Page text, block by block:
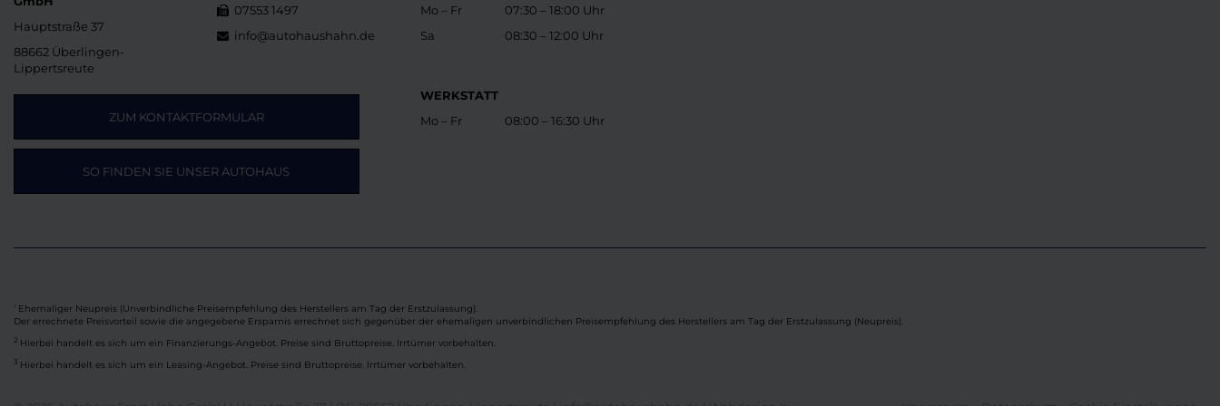
Hauptstraße 37
88662 Überlingen-
Lippertsreute
07553 1497
info@autohaushahn.de
ZUM KONTAKTFORMULAR
SO FINDEN SIE UNSER AUTOHAUS
Mo – Fr
Sa
07:30 – 18:00 Uhr
08:30 – 12:00 Uhr
WERKSTATT
Mo – Fr
08:00 – 16:30 Uhr
Ehemaliger Neupreis (Unverbindliche Preisempfehlung des Herstellers am Tag der Erstzulassung).
Der errechnete Preisvorteil sowie die angegebene Ersparnis errechnet sich gegenüber der ehemaligen unverbindlichen Preisempfehlung des Herstellers am Tag der Erstzulassung (Neupreis).
2 Hierbei handelt es sich um ein Finanzierungs-Angebot. Preise sind Bruttopreise. Irrtümer vorbehalten.
3 Hierbei handelt es sich um ein Leasing-Angebot. Preise sind Bruttopreise. Irrtümer vorbehalten.